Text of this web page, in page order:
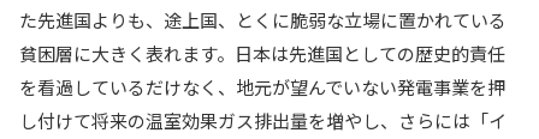
た先進国よりも、途上国、とくに脆弱な立場に置かれている
貧困層に大きく表れます。日本は先進国としての歴史的責任
を看過しているだけなく、地元が望んでいない発電事業を押
し付けて将来の温室効果ガス排出量を増やし、さらには「イ